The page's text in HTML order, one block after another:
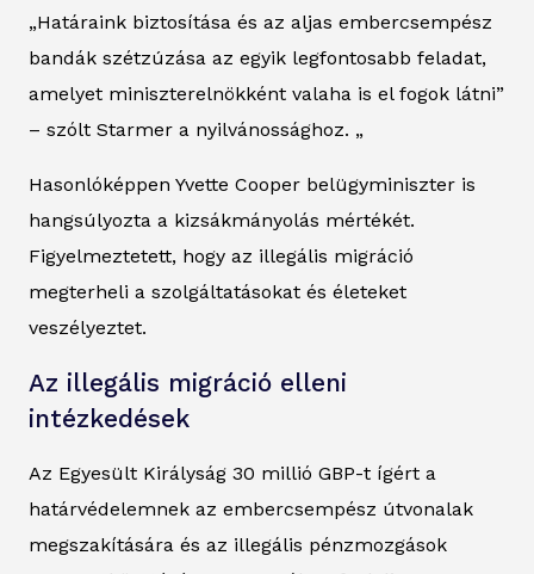
„Határaink biztosítása és az aljas embercsempész
bandák szétzúzása az egyik legfontosabb feladat,
amelyet miniszterelnökként valaha is el fogok látni”
– szólt Starmer a nyilvánossághoz. „
Hasonlóképpen Yvette Cooper belügyminiszter is
hangsúlyozta a kizsákmányolás mértékét.
Figyelmeztetett, hogy az illegális migráció
megterheli a szolgáltatásokat és életeket
veszélyeztet.
Az illegális migráció elleni
intézkedések
Az Egyesült Királyság 30 millió GBP-t ígért a
határvédelemnek az embercsempész útvonalak
megszakítására és az illegális pénzmozgások